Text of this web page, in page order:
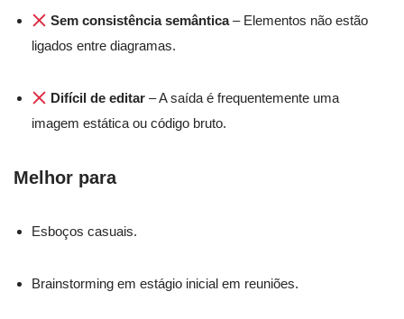
Sem consistência semântica– Elementos não estão
ligados entre diagramas.
Difícil de editar – A saída é frequentemente uma
imagem estática ou código bruto.
Melhor para
Esboços casuais.
Brainstorming em estágio inicial em reuniões.